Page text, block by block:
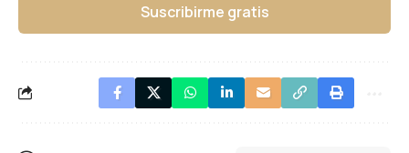
Suscribirme gratis